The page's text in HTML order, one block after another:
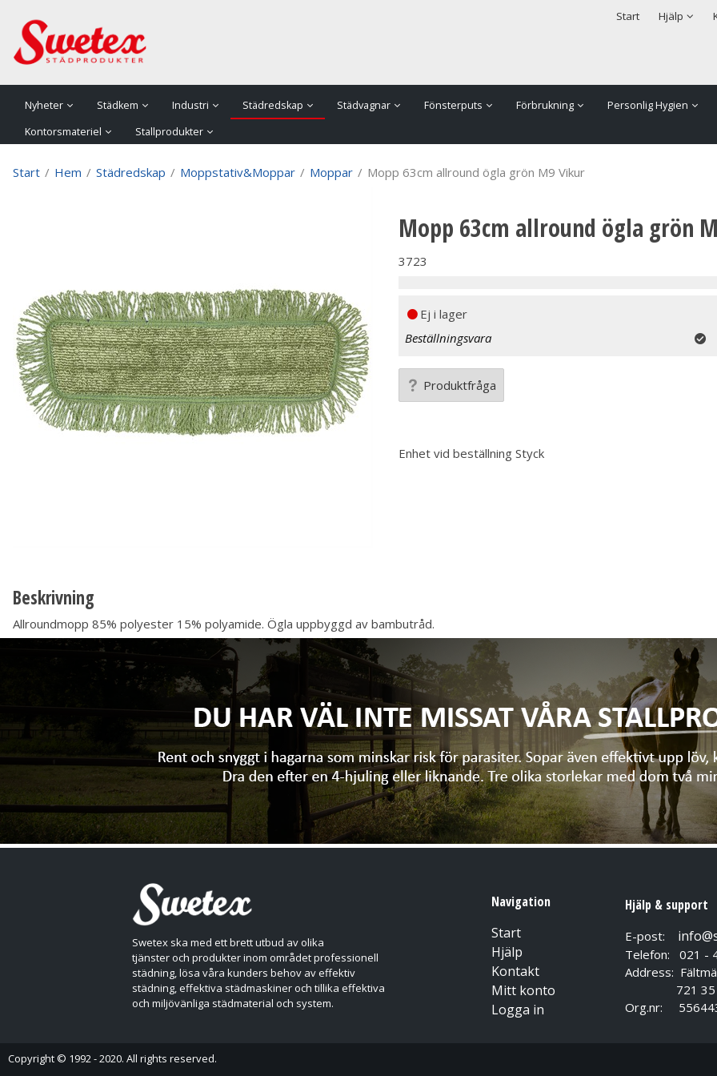
Start Hjälp
Säkerhet & Cookies
Nyheter Städkem Industri Städredskap Städvagnar Fönsterputs Förbrukning
Personlig Hygien
Kontorsmateriel
Stallprodukter
Start / Hem / Städredskap / Moppstativ&Moppar / Moppar / Mopp 63cm allround ögla grön M9 Vikur
Mopp 63cm allround ögla grön
3723
Ej i lager
Beställningsvara
Produktfråga
Enhet vid beställning Styck
Beskrivning
Allroundmopp 85% polyester 15% polyamide. Ögla uppbyggd av bambutråd.
Swetex ska med ett brett utbud av olika
tjänster och produkter inom området professionell
städning, lösa våra kunders behov av effektiv
städning, effektiva städmaskiner och tillika effektiva
och miljövänliga städmaterial och system.
Navigation
Start
Hjälp
Kontakt
Mitt konto
Logga in
Hjälp & support
E-post:
Telefon: 021 -
Address:
721 35
Org.nr:
Copyright © 1992 - 2020. All rights reserved.